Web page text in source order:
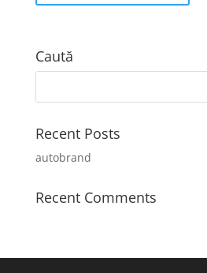
Caută
Recent Posts
autobrand
Recent Comments